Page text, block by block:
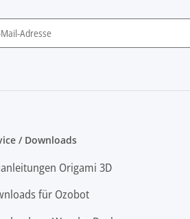
/ Downloads
Origami 3D
für Ozobot